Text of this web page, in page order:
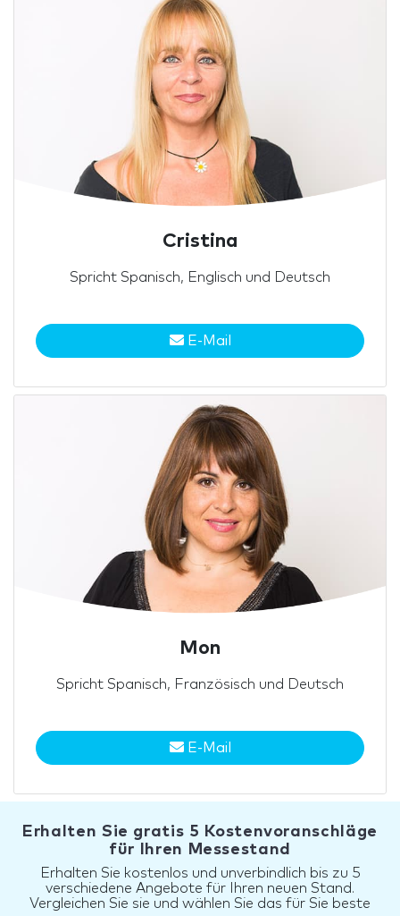
Cristina
Spricht Spanisch, Englisch und Deutsch
E-Mail
Mon
Spricht Spanisch, Französisch und Deutsch
E-Mail
Erhalten Sie gratis 5 Kostenvoranschläge
für Ihren Messestand
Erhalten Sie kostenlos und unverbindlich bis zu 5
verschiedene Angebote für Ihren neuen Stand.
Vergleichen Sie sie und wählen Sie das für Sie beste